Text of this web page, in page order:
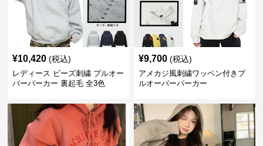
¥10,420 (税込)
レディース ビーズ刺繍 プルオー
バーパーカー 裏起毛 全3色
¥9,700 (税込)
アメカジ風刺繍ワッペン付きプ
ルオーバーパーカー